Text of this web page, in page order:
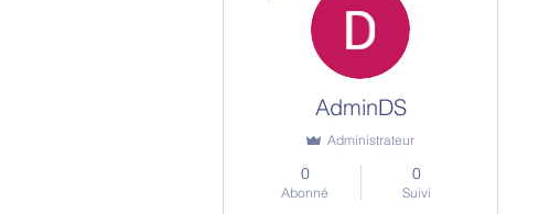
AdminDS
Administrateur
0
Abonné
0
Suivi